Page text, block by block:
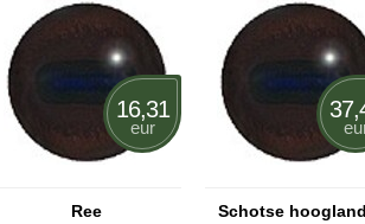
16,31
eur
Ree Schotse